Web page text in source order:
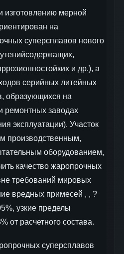
изготовлению мерной
на
суперсплавов нового
и др.), а
серийных литейных
образующихся на
ремонтных заводах
эксплуатации). Участок
производственным,
оборудованием,
качество жаропрочных
требований мировых
вредных примесей , , ?
узкие пределы
от расчетного состава.
суперсплавов